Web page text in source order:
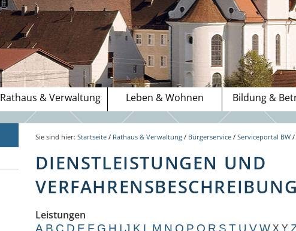
Rathaus & Verwaltung Leben & Wohnen Bildung &
Sie sind hier:Startseite / Rathaus & Verwaltung / Bürgerservice /Serviceportal BW /
DIENSTLEISTUNGEN UND
Leistungen
A B C D E F G H I J K L M N O P Q R S T U V W X Y